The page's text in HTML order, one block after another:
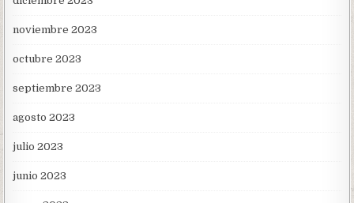
noviembre 2023
octubre 2023
septiembre 2023
agosto 2023
julio 2023
junio 2023